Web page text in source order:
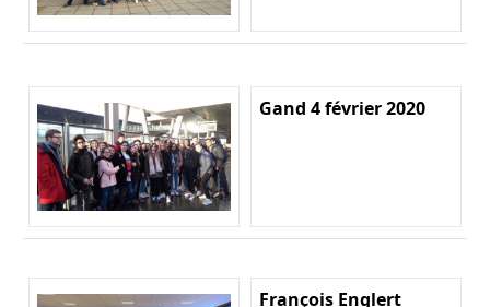
Gand 4 février 2020
François Englert